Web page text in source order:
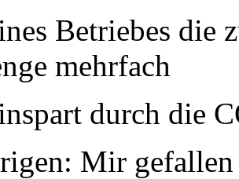
Betriebes die
mehrfach
durch die
Mir gefallen